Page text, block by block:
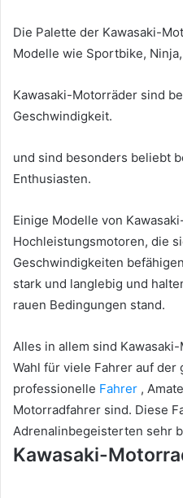
Die Palette der Kawasaki-
Modelle wie Sportbike,
Kawasaki-Motorräder sind
Geschwindigkeit.
und sind besonders beliebt
Enthusiasten.
Einige Modelle von
Hochleistungsmotoren, die
Geschwindigkeiten
stark und langlebig und
rauen Bedingungen stand.
Alles in allem sind
Wahl für viele Fahrer auf der
professionelle Fahrer ,
Motorradfahrer sind. Diese
Adrenalinbegeisterten sehr
Kawasaki-